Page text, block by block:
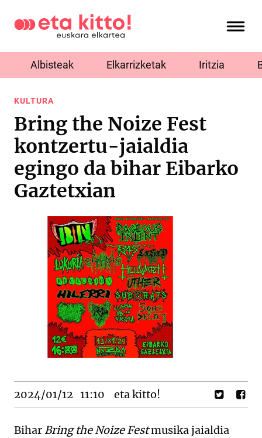
Albisteak Elkarrizketak Iritzia
KULTURA
Bring the Noize Fest
kontzertu-jaialdia
egingo da bihar Eibarko
Gaztetxian
2024/01/12 11:10 eta kitto!
Bihar Bring the Noize Festmusika jaialdia